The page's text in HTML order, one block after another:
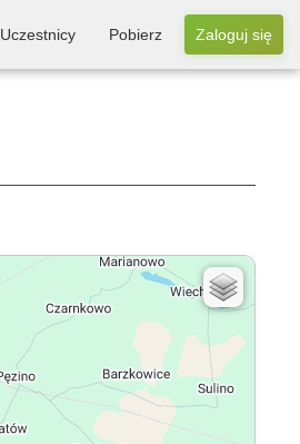
Uczestnicy Pobierz Zaloguj się